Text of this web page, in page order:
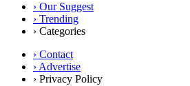
› Our Suggest
› Trending
› Categories
› Contact
› Advertise
› Privacy Policy